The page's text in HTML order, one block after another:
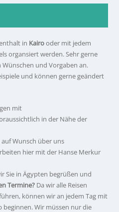
in Kairooder mit jedem
organsiert werden. Sehr gerne
und Vorgaben an.
und können gerne geändert
mit
in der Nähe der
Wunsch über uns
hier mit der Hanse Merkur
Sie in Ägypten begrüßen und
Termine? Da wir alle Reisen
können wir an jedem Tag mit
Wir müssen nur die